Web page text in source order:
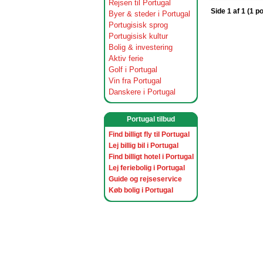
Rejsen til Portugal
Byer & steder i Portugal
Portugisisk sprog
Portugisisk kultur
Bolig & investering
Aktiv ferie
Golf i Portugal
Vin fra Portugal
Danskere i Portugal
Portugal tilbud
Find billigt fly til Portugal
Lej billig bil i Portugal
Find billigt hotel i Portugal
Lej feriebolig i Portugal
Guide og rejseservice
Køb bolig i Portugal
Side 1 af 1 (1